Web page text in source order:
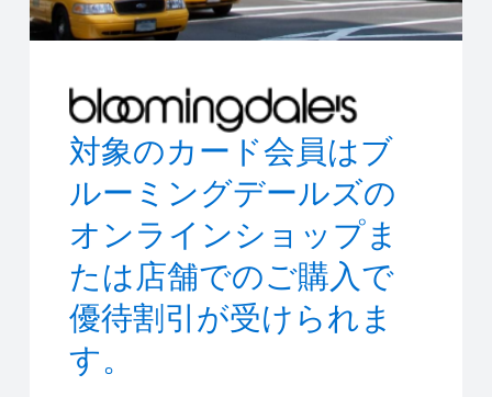
対象のカード会員はブ
ルーミングデールズの
オンラインショップま
たは店舗でのご購入で
優待割引が受けられま
す。
Access to limited-time
experiences all across
the world.
誰よりも早く、思い出
に残る体験やイベント
に参加して楽しみまし
ょう。